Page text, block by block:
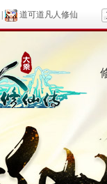
道可道凡人修仙